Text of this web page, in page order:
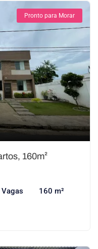
Pronto para Morar
160m²
160 m²